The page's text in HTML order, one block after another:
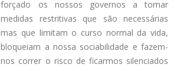
forçado os nossos governos a tomar
medidas restritivas que são necessárias
mas que limitam o curso normal da vida,
bloqueiam a nossa sociabilidade e fazem-
nos correr o risco de ficarmos silenciados